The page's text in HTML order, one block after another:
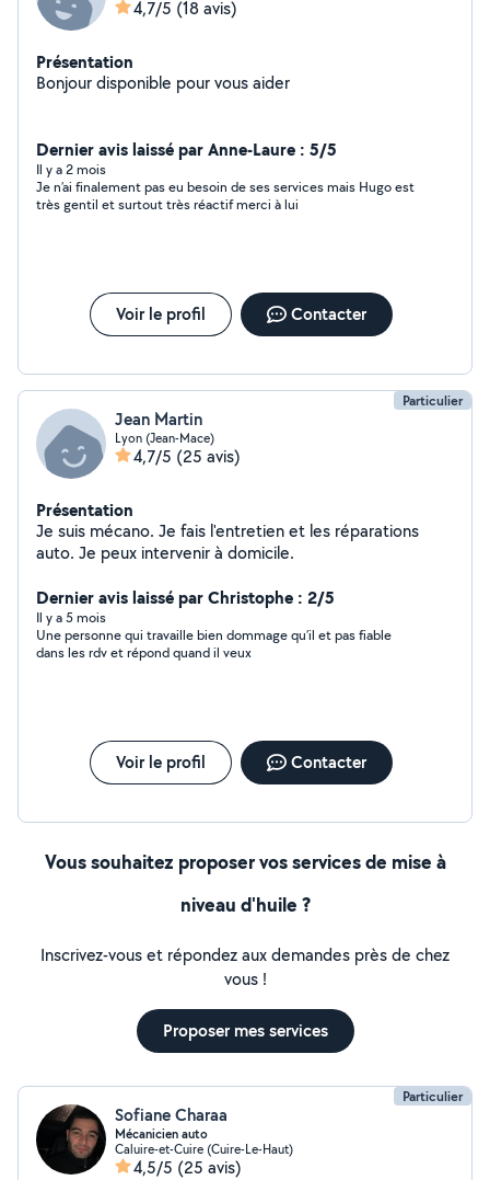
4,7/5 (18 avis)
Présentation
Bonjour disponible pour vous aider
Dernier avis laissé par Anne-Laure : 5/5
Il y a 2 mois
Je n’ai finalement pas eu besoin de ses services mais Hugo est
très gentil et surtout très réactif merci à lui
Voir le profil Contacter
Particulier
Jean Martin
Lyon (Jean-Mace)
4,7/5 (25 avis)
Présentation
Je suis mécano. Je fais l'entretien et les réparations
auto. Je peux intervenir à domicile.
Dernier avis laissé par Christophe : 2/5
Il y a 5 mois
Une personne qui travaille bien dommage qu’il et pas fiable
dans les rdv et répond quand il veux
Voir le profil Contacter
Vous souhaitez proposer vos services de mise à
niveau d'huile ?
Inscrivez-vous et répondez aux demandes près de chez
vous !
Proposer mes services
Particulier
Sofiane Charaa
Mécanicien auto
Caluire-et-Cuire (Cuire-Le-Haut)
4,5/5 (25 avis)